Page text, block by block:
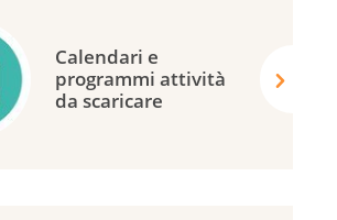
Calendari e
programmi attività
da scaricare